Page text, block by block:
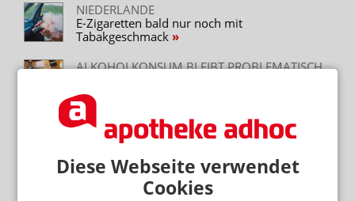
Diese Webseite verwendet
Cookies
NIEDERLANDE
E-Zigaretten bald nur noch mit
Tabakgeschmack
ALKOHOLKONSUM BLEIBT PROBLEMATISCH
GÜNSTIGE ALTERNATIVE
Betapharm launcht Nikotin-Kaugummis
PFLASTER, KAUGUMMIS & CO.
So klappt die Raucherentwöhnung